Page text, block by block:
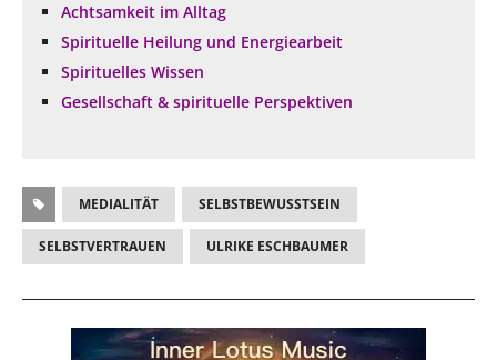
Achtsamkeit im Alltag
Spirituelle Heilung und Energiearbeit
Spirituelles Wissen
Gesellschaft & spirituelle Perspektiven
MEDIALITÄT SELBSTBEWUSSTSEIN
SELBSTVERTRAUEN ULRIKE ESCHBAUMER